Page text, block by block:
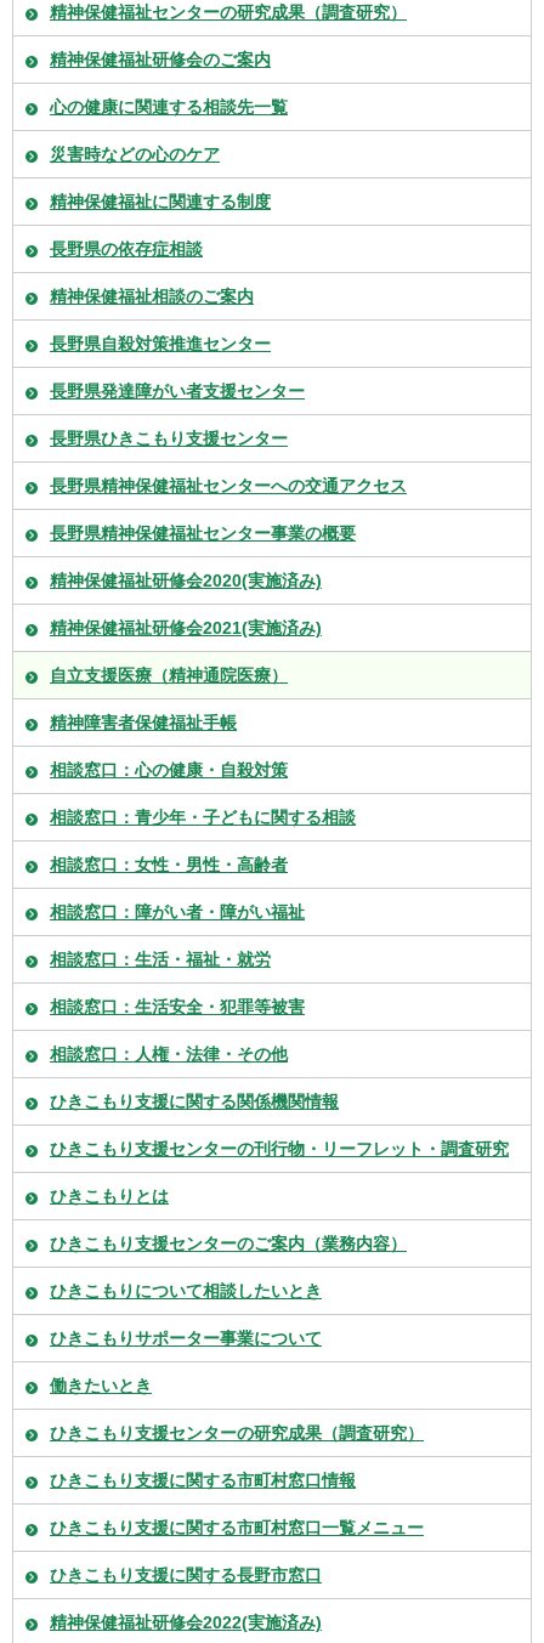
精神保健福祉センターの研究成果（調査研究）
精神保健福祉研修会のご案内
心の健康に関連する相談先一覧
災害時などの心のケア
精神保健福祉に関連する制度
長野県の依存症相談
精神保健福祉相談のご案内
長野県自殺対策推進センター
長野県発達障がい者支援センター
長野県ひきこもり支援センター
長野県精神保健福祉センターへの交通アクセス
長野県精神保健福祉センター事業の概要
精神保健福祉研修会2020(実施済み)
精神保健福祉研修会2021(実施済み)
自立支援医療（精神通院医療）
精神障害者保健福祉手帳
相談窓口：心の健康・自殺対策
相談窓口：青少年・子どもに関する相談
相談窓口：女性・男性・高齢者
相談窓口：障がい者・障がい福祉
相談窓口：生活・福祉・就労
相談窓口：生活安全・犯罪等被害
相談窓口：人権・法律・その他
ひきこもり支援に関する関係機関情報
ひきこもり支援センターの刊行物・リーフレット・調査研究
ひきこもりとは
ひきこもり支援センターのご案内（業務内容）
ひきこもりについて相談したいとき
ひきこもりサポーター事業について
働きたいとき
ひきこもり支援センターの研究成果（調査研究）
ひきこもり支援に関する市町村窓口情報
ひきこもり支援に関する市町村窓口一覧メニュー
ひきこもり支援に関する長野市窓口
精神保健福祉研修会2022(実施済み)